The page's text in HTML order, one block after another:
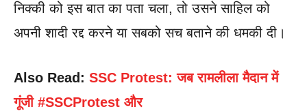
निक्की को इस बात का पता चला, तो उसने साहिल को
अपनी शादी रद्द करने या सबको सच बताने की धमकी दी।
Also Read: SSC Protest: जब रामलीला मैदान में
गूंजी #SSCProtest और